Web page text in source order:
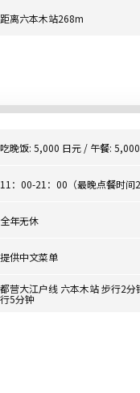
距离六本木站268m
吃晚饭: 5,000 日元 / 午餐:
11：00-21：00（最晚点餐时间
全年无休
提供中文菜单
都营大江户线 六本木站 步行2
行5分钟